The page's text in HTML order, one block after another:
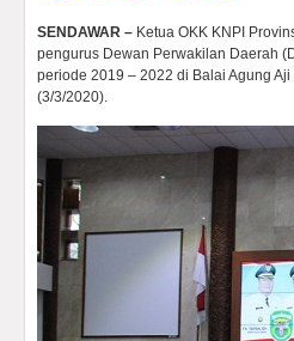
SENDAWAR – Ketua OKK KNPI
pengurus Dewan Perwakilan Daerah
periode 2019 – 2022 di Balai Agung
(3/3/2020).